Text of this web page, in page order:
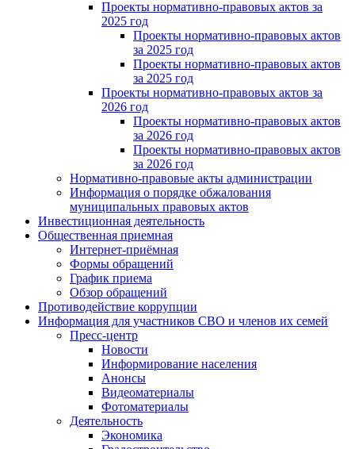
Проекты нормативно-правовых актов за
2025 год
Проекты нормативно-правовых актов
за 2025 год
Проекты нормативно-правовых актов
за 2025 год
Проекты нормативно-правовых актов за
2026 год
Проекты нормативно-правовых актов
за 2026 год
Проекты нормативно-правовых актов
за 2026 год
Нормативно-правовые акты администрации
Информация о порядке обжалования
муниципальных правовых актов
Инвестиционная деятельность
Общественная приемная
Интернет-приёмная
Формы обращений
График приема
Обзор обращений
Противодействие коррупции
Информация для участников СВО и членов их семей
Пресс-центр
Новости
Информирование населения
Анонсы
Видеоматериалы
Фотоматериалы
Деятельность
Экономика